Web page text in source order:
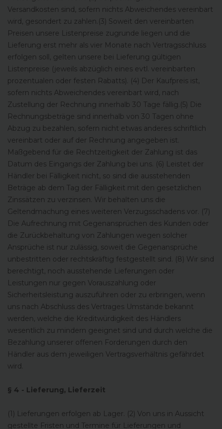
Versandkosten sind, sofern nichts Abweichendes vereinbart
wird, gesondert zu zahlen.(3) Soweit den vereinbarten
Preisen unsere Listenpreise zugrunde liegen und die
Lieferung erst mehr als vier Monate nach Vertragsschluss
erfolgen soll, gelten unsere bei Lieferung gültigen
Listenpreise (jeweils abzüglich eines evtl. vereinbarten
prozentualen oder festen Rabatts). (4) Der Kaufpreis ist,
sofern nichts Abweichendes vereinbart wird, nach
Zustellung der Rechnung innerhalb 30 Tage fällig.(5) Die
Rechnungsbeträge sind innerhalb von 30 Tagen ohne
Abzug zu bezahlen, sofern nicht etwas anderes schriftlich
vereinbart oder auf der Rechnung angegeben ist.
Maßgebend für die Rechtzeitigkeit der Zahlung ist das
Datum des Eingangs der Zahlung bei uns. (6) Leistet der
Händler bei Fälligkeit nicht, so sind die ausstehenden
Beträge ab dem Tag der Fälligkeit mit den gesetzlichen
Zinssätzen zu verzinsen. Wir behalten uns die
Geltendmachung eines weiteren Verzugsschadens vor. (7)
Die Aufrechnung mit Gegenansprüchen des Kunden oder
die Zurückbehaltung von Zahlungen wegen solcher
Ansprüche ist nur zulässig, soweit die Gegenansprüche
unbestritten oder rechtskräftig festgestellt sind. (8) Wir sind
berechtigt, noch ausstehende Lieferungen oder
Leistungen nur gegen Vorauszahlung oder
Sicherheitsleistung auszuführen oder zu erbringen, wenn
uns nach Abschluss des Vertrages Umstände bekannt
werden, welche die Kreditwürdigkeit des Händlers
wesentlich zu mindern geeignet sind und durch welche die
Bezahlung unserer offenen Forderungen durch den
Händler aus dem jeweiligen Vertragsverhältnis gefährdet
wird.
§ 4 - Lieferung, Lieferzeit
(1) Lieferungen erfolgen ab Lager. (2) Von uns in Aussicht
gestellte Fristen und Termine für Lieferungen und